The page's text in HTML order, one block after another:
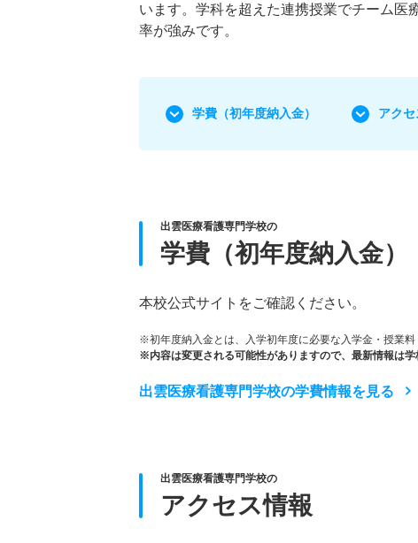
います。学科を超えた連携授業でチーム医
率が強みです。
学費 （初年度納入金） アク
出雲医療看護専門学校の
学費（初年度納入金）
本校公式サイトをご確認ください。
※初年度納入金とは、入学初年度に必要な入学金・授業
※内容は変更される可能性がありますので、最新情報は学
出雲医療看護専門学校の学費情報を見る
出雲医療看護専門学校の
アクセス情報